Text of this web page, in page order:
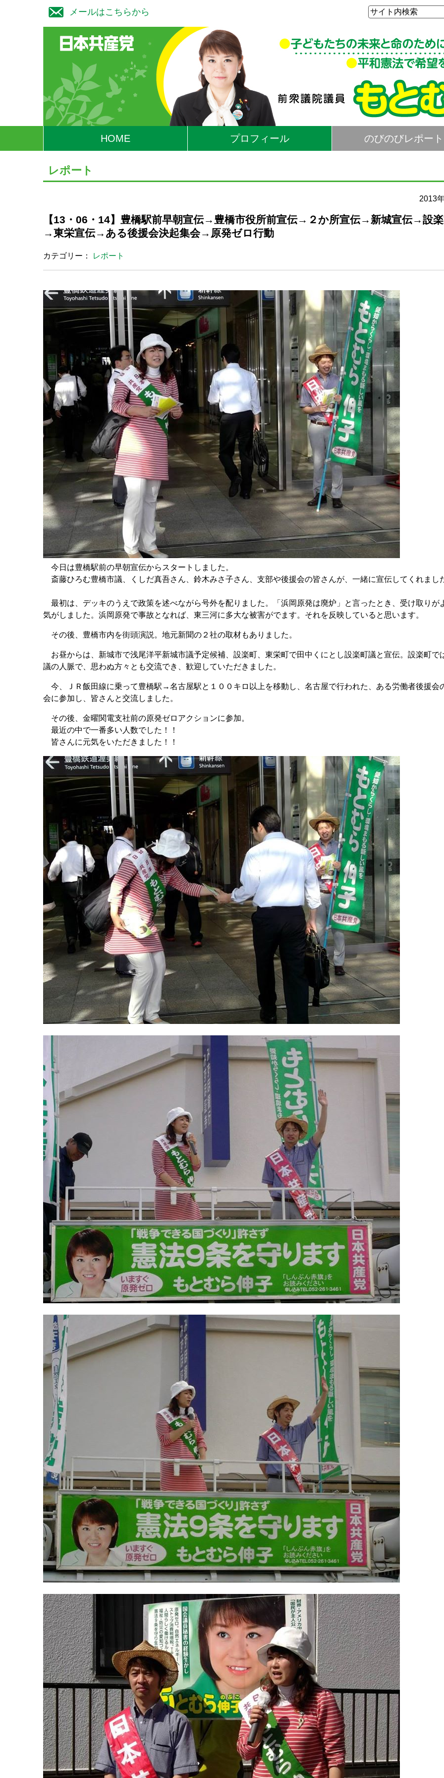
メールはこちらから
HOME プロフィール のびのびレポート
レポート
2013
【13・06・14】豊橋駅前早朝宣伝→豊橋市役所前宣伝→２か所宣伝→新城宣伝→設
→東栄宣伝→ある後援会決起集会→原発ゼロ行動
カテゴリー： レポート
今日は豊橋駅前の早朝宣伝からスタートしました。
斎藤ひろむ豊橋市議、くしだ真吾さん、鈴木みさ子さん、支部や後援会の皆さんが、一緒に宣伝してくれまし
最初は、デッキのうえで政策を述べながら号外を配りました。「浜岡原発は廃炉」と言ったとき、受け取りが
気がしました。浜岡原発で事故となれば、東三河に多大な被害がでます。それを反映していると思います。
その後、豊橋市内を街頭演説。地元新聞の２社の取材もありました。
お昼からは、新城市で浅尾洋平新城市議予定候補、設楽町、東栄町で田中くにとし設楽町議と宣伝。設楽町で
議の人脈で、思わぬ方々とも交流でき、歓迎していただきました。
今、ＪＲ飯田線に乗って豊橋駅→名古屋駅と１００キロ以上を移動し、名古屋で行われた、ある労働者後援会
会に参加し、皆さんと交流しました。
その後、金曜関電支社前の原発ゼロアクションに参加。
最近の中で一番多い人数でした！！
皆さんに元気をいただきました！！